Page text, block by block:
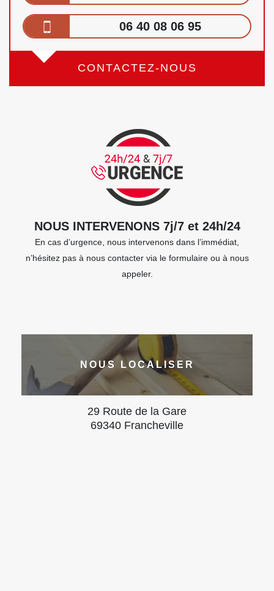
06 40 08 06 95
CONTACTEZ-NOUS
NOUS INTERVENONS 7j/7 et 24h/24
En cas d’urgence, nous intervenons dans l’immédiat,
n’hésitez pas à nous contacter via le formulaire ou à nous
appeler.
NOUS LOCALISER
29 Route de la Gare
69340 Francheville